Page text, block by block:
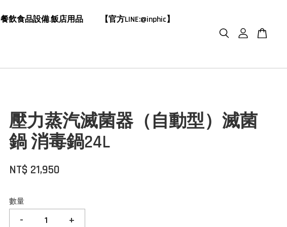
餐飲食品設備.飯店用品 【官方LINE:@inphic】
壓力蒸汽滅菌器（自動型）滅菌
鍋 消毒鍋24L
NT$ 21,950
數量
- +